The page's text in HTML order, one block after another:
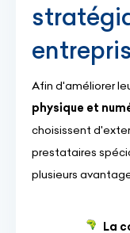
Afin d'améliorer
physique et
choisissent
prestataires
plusieurs
La